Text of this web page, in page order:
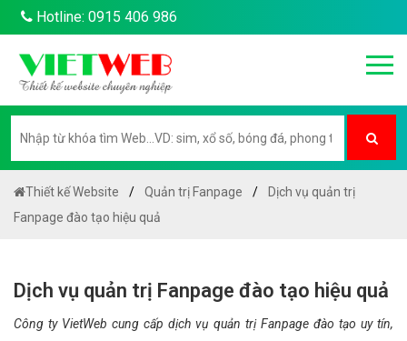
Hotline: 0915 406 986
Thiết kế Website Quản trị Fanpage
Dịch vụ quản trị
Fanpage đào tạo hiệu quả
Dịch vụ quản trị Fanpage đào tạo hiệu quả
Công ty VietWeb cung cấp dịch vụ quản trị Fanpage đào tạo uy tín,